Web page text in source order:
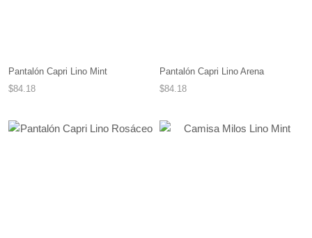
Pantalón Capri Lino Mint
$84.18
Pantalón Capri Lino Arena
$84.18